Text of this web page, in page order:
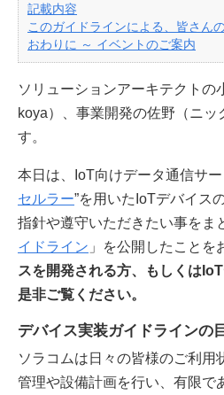
記載内容
このガイドラインによる、皆さん
おわりに ～ イベントのご案内
ソリューションアーキテクトの
koya）、事業開発の佐野（ニ
す。
本日は、IoT向けデータ通信サー
セルラー”を用いたIoTデバイス
指針や遵守いただきたい事をま
イドライン 」を公開したことを
スを開発される方、もしくは
是非ご覧ください。
デバイス実装ガイドラインの
ソラコムは日々の皆様のご利用
管理や設備計画を行い、有限で